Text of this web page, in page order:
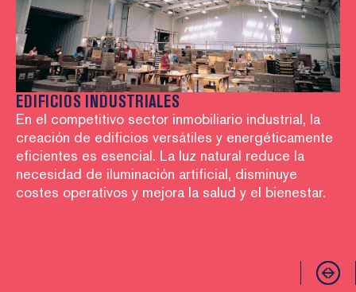
EDIFICIOS INDUSTRIALES
En el competitivo sector inmobiliario industrial, la
creación de edificios versátiles y energéticamente
eficientes es esencial. La luz natural reduce la
necesidad de iluminación artificial, disminuye
costes operativos y mejora la salud y el bienestar.